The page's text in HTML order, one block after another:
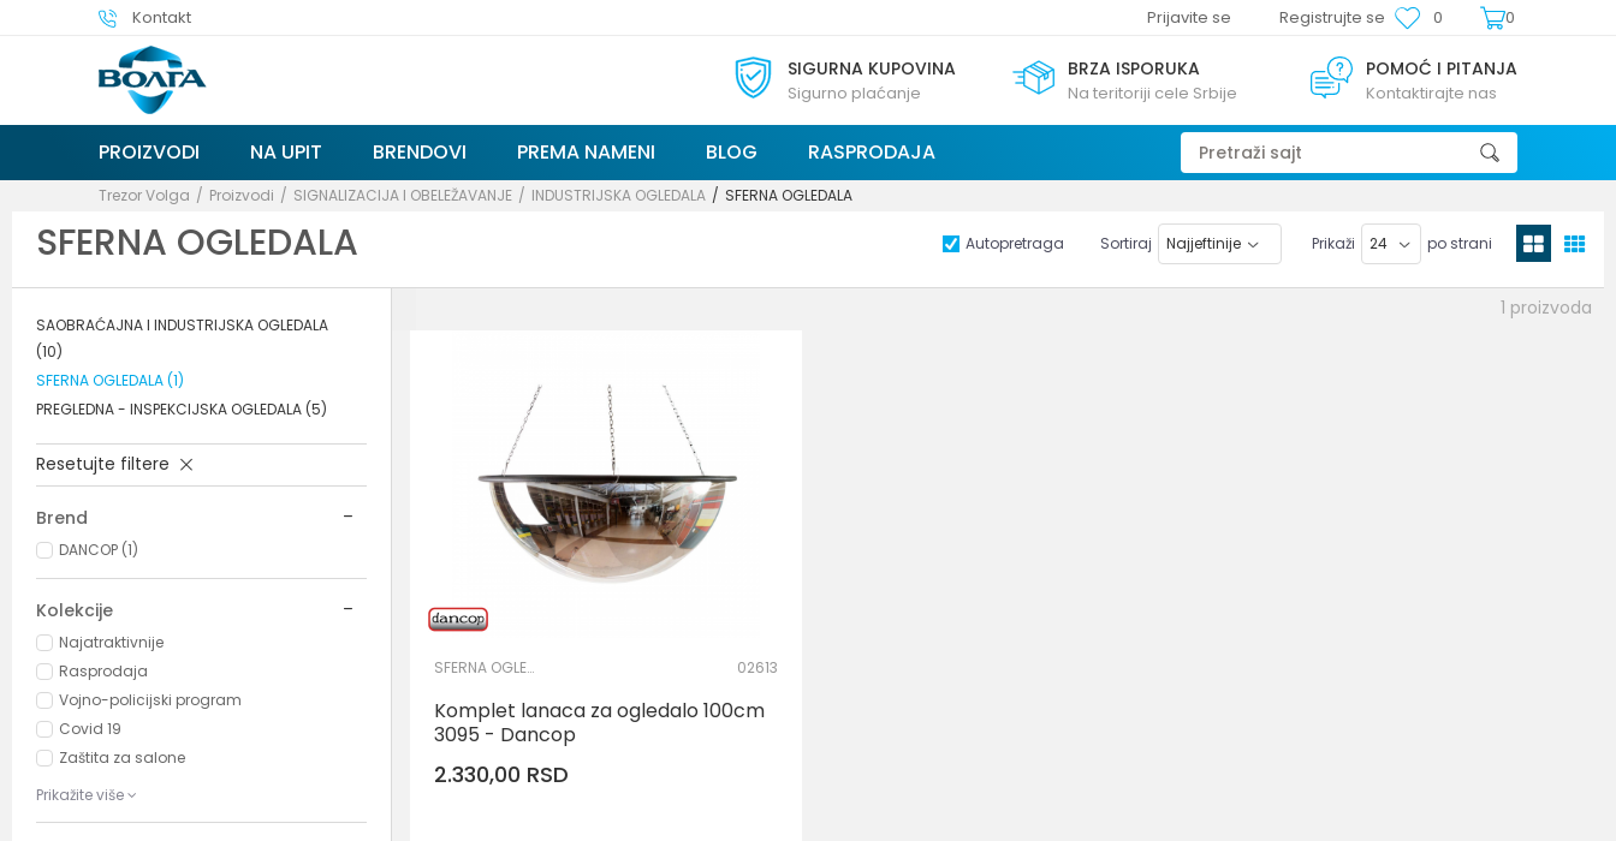
Kontakt 0
0
Prijavite se Registrujte se
SIGURNA KUPOVINA
Sigurno plaćanje
BRZA ISPORUKA
Na teritoriji cele Srbije
POMOĆ I PITANJA
Kontaktirajte nas
PROIZVODI NA UPIT BRENDOVI PREMA NAMENI BLOG RASPRODAJA Pretraži sajt
Trezor Volga Proizvodi SIGNALIZACIJA I OBELEŽAVANJE INDUSTRIJSKA OGLEDALA SFERNA OGLEDALA
SFERNA OGLEDALA Autopretraga Sortiraj Prikaži po strani
SAOBRAĆAJNA I INDUSTRIJSKA OGLEDALA
(10)
SFERNA OGLEDALA(1)
PREGLEDNA - INSPEKCIJSKA OGLEDALA (5)
Resetujte filtere
Brend
DANCOP (1)
Kolekcije
Najatraktivnije
Rasprodaja
Vojno-policijski program
Covid 19
Zaštita za salone
Prikažite više
1 proizvoda
SFERNA OGLEDALA 02613
Komplet lanaca za ogledalo 100cm
3095 - Dancop
2.330,00 RSD